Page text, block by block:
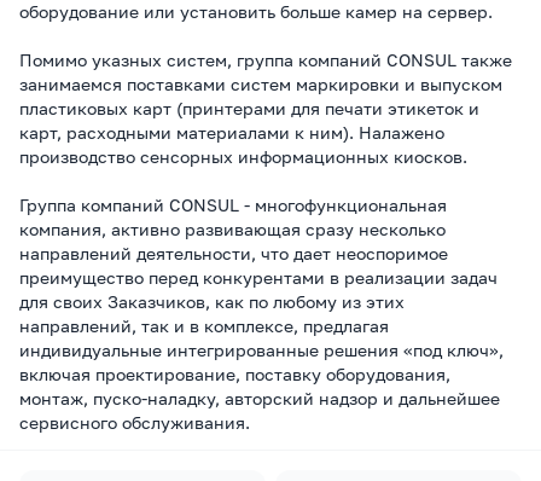
оборудование или установить больше камер на сервер.
Помимо указных систем, группа компаний CONSUL также
занимаемся поставками систем маркировки и выпуском
пластиковых карт (принтерами для печати этикеток и
карт, расходными материалами к ним). Налажено
производство сенсорных информационных киосков.
Группа компаний CONSUL - многофункциональная
компания, активно развивающая сразу несколько
направлений деятельности, что дает неоспоримое
преимущество перед конкурентами в реализации задач
для своих Заказчиков, как по любому из этих
направлений, так и в комплексе, предлагая
индивидуальные интегрированные решения «под ключ»,
включая проектирование, поставку оборудования,
монтаж, пуско-наладку, авторский надзор и дальнейшее
сервисного обслуживания.